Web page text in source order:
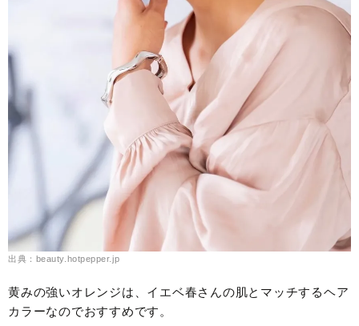
出典：beauty.hotpepper.jp
黄みの強いオレンジは、イエベ春さんの肌とマッチするヘア
カラーなのでおすすめです。